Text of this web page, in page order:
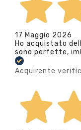
17 Maggio 2026
Ho acquistato
sono perfette,
Acquirente